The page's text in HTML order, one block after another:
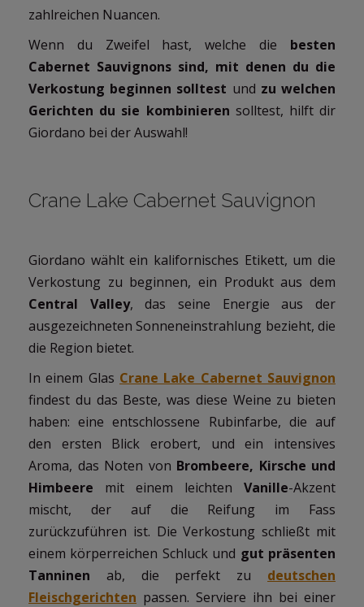
zahlreichen Nuancen.
Wenn du Zweifel hast, welche die besten
Cabernet Sauvignons sind, mit denen du die
Verkostung beginnen solltest und zu welchen
Gerichten du sie kombinieren solltest, hilft dir
Giordano bei der Auswahl!
Crane Lake Cabernet Sauvignon
Giordano wählt ein kalifornisches Etikett, um die
Verkostung zu beginnen, ein Produkt aus dem
Central Valley, das seine Energie aus der
ausgezeichneten Sonneneinstrahlung bezieht, die
die Region bietet.
In einem Glas Crane Lake Cabernet Sauvignon
findest du das Beste, was diese Weine zu bieten
haben: eine entschlossene Rubinfarbe, die auf
den ersten Blick erobert, und ein intensives
Aroma, das Noten von Brombeere, Kirsche und
Himbeere mit einem leichten Vanille-Akzent
mischt, der auf die Reifung im Fass
zurückzuführen ist. Die Verkostung schließt mit
einem körperreichen Schluck und gut präsenten
Tanninen ab, die perfekt zu deutschen
Fleischgerichten passen. Serviere ihn bei einer